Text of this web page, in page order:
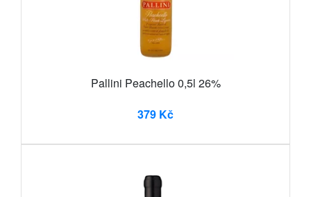
Pallini Peachello 0,5l 26%
379 Kč